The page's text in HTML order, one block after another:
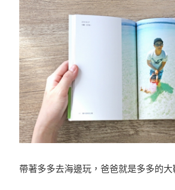
帶著多多去海邊玩，爸爸就是多多的大